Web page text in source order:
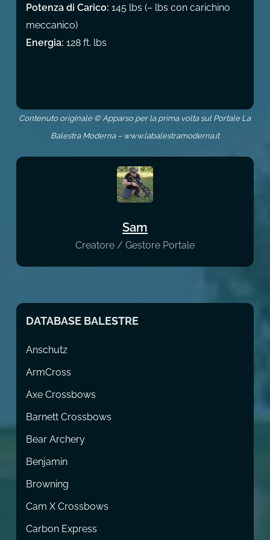
Potenza di Carico: 145 lbs (– lbs con carichino
meccanico)
Energia: 128 ft. lbs
Contenuto originale © Apparso per la prima volta sul Portale La
Balestra Moderna – www.labalestramoderna.it
Sam
Creatore / Gestore Portale
DATABASE BALESTRE
Anschutz
ArmCross
Axe Crossbows
Barnett Crossbows
Bear Archery
Benjamin
Browning
Cam X Crossbows
Carbon Express